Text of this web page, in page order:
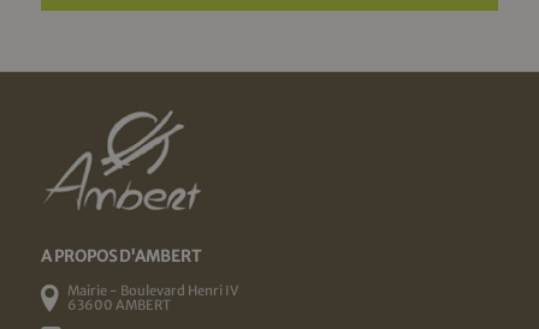
A PROPOS D'AMBERT
Mairie - Boulevard Henri IV
63600 AMBERT